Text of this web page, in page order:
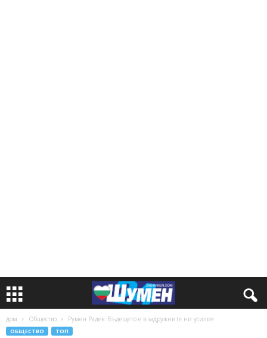
дом Общество Румен Радев: Бъдещето е в задружните ни усилия
ОБЩЕСТВО ТОП